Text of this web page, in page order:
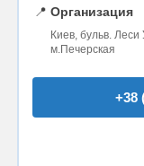
📍 Организация
Киев, бульв. Леси
м.Печерская
+38